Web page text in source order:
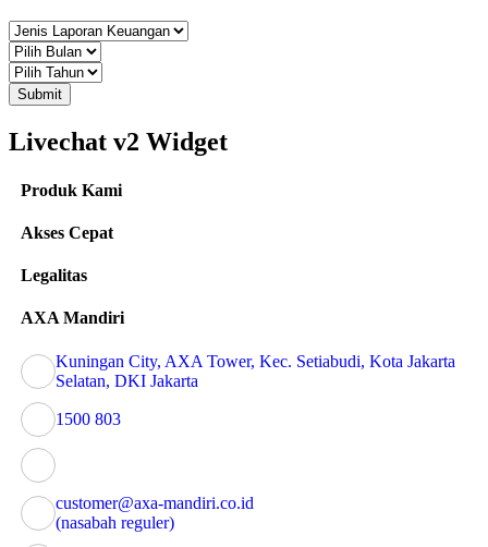
Submit
Livechat v2 Widget
Produk Kami
Akses Cepat
Legalitas
AXA Mandiri
Kuningan City, AXA Tower, Kec. Setiabudi, Kota Jakarta
Selatan, DKI Jakarta
1500 803
customer@axa-mandiri.co.id
(nasabah reguler)